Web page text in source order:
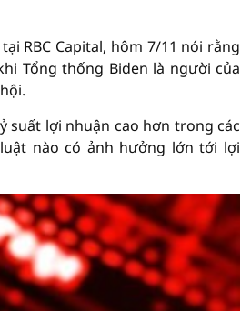
RBC Capital, hôm 7/11 nói rằng
Tổng thống Biden là người của
suất lợi nhuận cao hơn trong các
nào có ảnh hưởng lớn tới lợi